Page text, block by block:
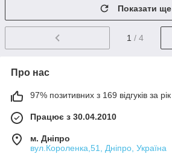
Показати ще
1 / 4
Про нас
97% позитивних з 169 відгуків за рік
Працює з 30.04.2010
м. Дніпро
вул.Короленка,51, Дніпро, Україна